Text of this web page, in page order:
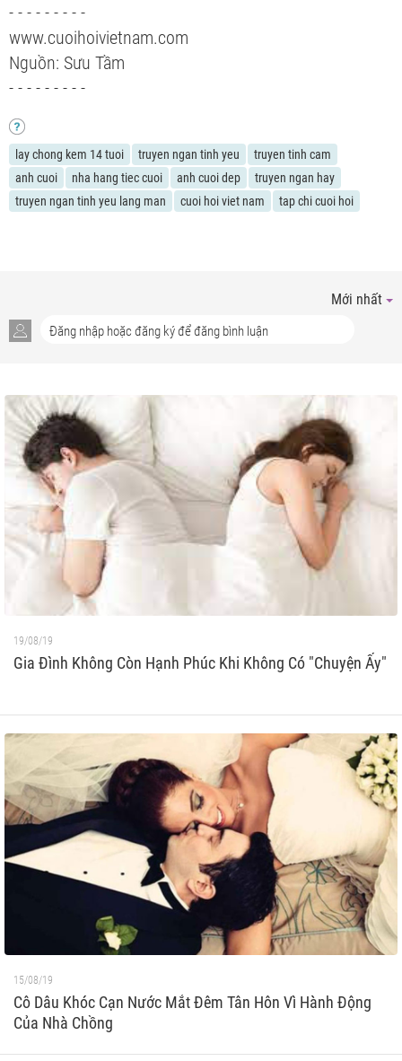
- - - - - - - - -
www.cuoihoivietnam.com
Nguồn: Sưu Tầm
- - - - - - - - -
lay chong kem 14 tuoi truyen ngan tinh yeu
truyen tinh cam
anh cuoi
nha hang tiec cuoi anh cuoi dep
truyen ngan hay
truyen ngan tinh yeu lang man
cuoi hoi viet nam tap chi cuoi hoi
Mới nhất
19/08/19
Gia Đình Không Còn Hạnh Phúc Khi Không Có "Chuyện Ấy"
15/08/19
Cô Dâu Khóc Cạn Nước Mắt Đêm Tân Hôn Vì Hành Động
Của Nhà Chồng